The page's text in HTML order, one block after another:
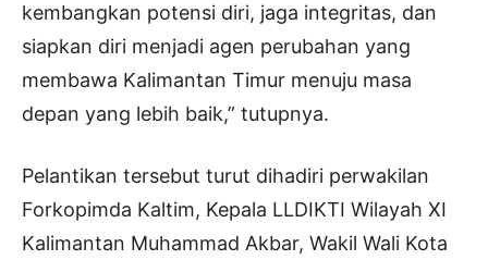
kembangkan potensi diri, jaga integritas, dan
siapkan diri menjadi agen perubahan yang
membawa Kalimantan Timur menuju masa
depan yang lebih baik,” tutupnya.
Pelantikan tersebut turut dihadiri perwakilan
Forkopimda Kaltim, Kepala LLDIKTI Wilayah XI
Kalimantan Muhammad Akbar, Wakil Wali Kota